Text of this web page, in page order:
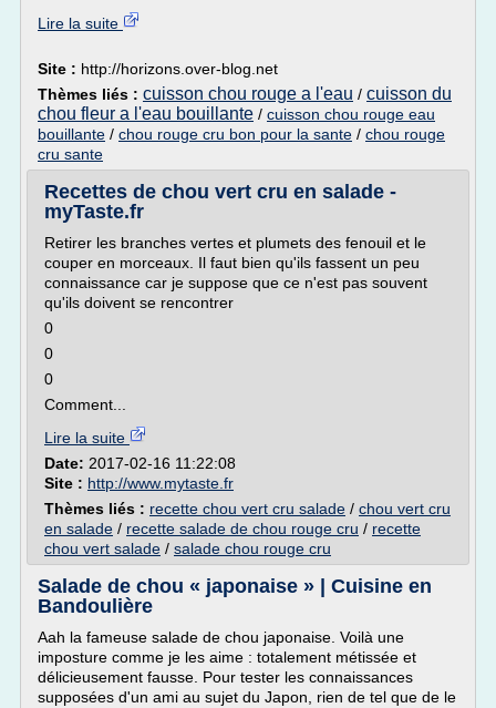
Lire la suite
Site : http://horizons.over-blog.net
Thèmes liés : cuisson chou rouge a l'eau / cuisson du
chou fleur a l'eau bouillante / cuisson chou rouge eau
bouillante / chou rouge cru bon pour la sante / chou rouge
cru sante
Recettes de chou vert cru en salade -
myTaste.fr
Retirer les branches vertes et plumets des fenouil et le
couper en morceaux. Il faut bien qu'ils fassent un peu
connaissance car je suppose que ce n'est pas souvent
qu'ils doivent se rencontrer
0
0
0
Comment...
Lire la suite
Date: 2017-02-16 11:22:08
Site : http://www.mytaste.fr
Thèmes liés : recette chou vert cru salade / chou vert cru
en salade / recette salade de chou rouge cru / recette
chou vert salade / salade chou rouge cru
Salade de chou « japonaise » | Cuisine en
Bandoulière
Aah la fameuse salade de chou japonaise. Voilà une
imposture comme je les aime : totalement métissée et
délicieusement fausse. Pour tester les connaissances
supposées d'un ami au sujet du Japon, rien de tel que de le